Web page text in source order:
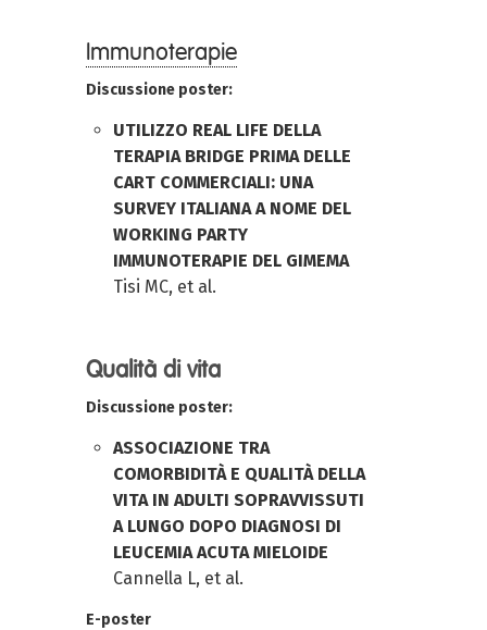
Immunoterapie
Discussione poster:
UTILIZZO REAL LIFE DELLA
TERAPIA BRIDGE PRIMA DELLE
CART COMMERCIALI: UNA
SURVEY ITALIANA A NOME DEL
WORKING PARTY
IMMUNOTERAPIE DEL GIMEMA
Tisi MC, et al.
Qualità di vita
Discussione poster:
ASSOCIAZIONE TRA
COMORBIDITÀ E QUALITÀ DELLA
VITA IN ADULTI SOPRAVVISSUTI
A LUNGO DOPO DIAGNOSI DI
LEUCEMIA ACUTA MIELOIDE
Cannella L, et al.
E-poster